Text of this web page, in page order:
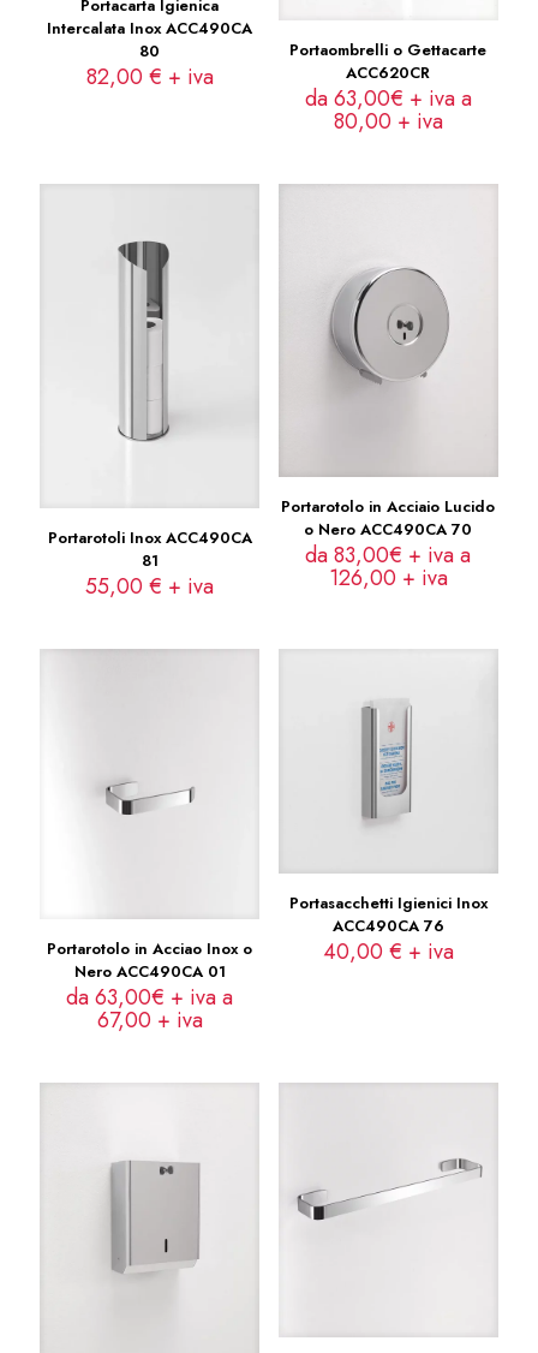
Portacarta Igienica
Intercalata Inox ACC490CA
80
82,00 € + iva
Portaombrelli o Gettacarte
ACC620CR
da 63,00€ + iva a
80,00 + iva
Portarotoli Inox ACC490CA
81
55,00€ + iva
Portarotolo in Acciaio Lucido
o Nero ACC490CA 70
da 83,00€ + iva a
126,00 + iva
Portarotolo in Acciao Inox o
Nero ACC490CA 01
da 63,00€ + iva a
67,00 + iva
Portasacchetti Igienici Inox
ACC490CA 76
40,00 € + iva